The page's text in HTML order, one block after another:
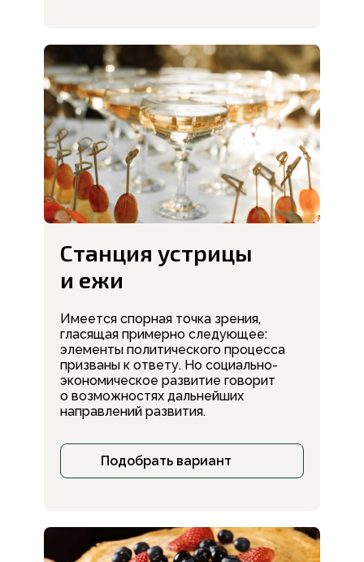
Имеется спорная точка зрения,
гласящая примерно следующее:
элементы политического процесса
призваны к ответу. Но социально-
экономическое развитие говорит
о возможностях дальнейших
направлений развития.
Станция устрицы
и ежи
Подобрать вариант